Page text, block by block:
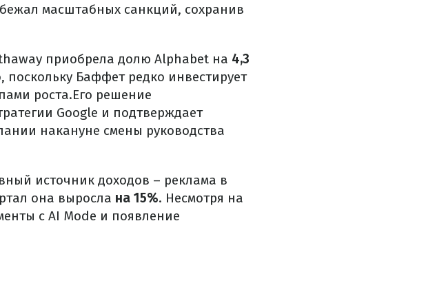
масштабных санкций, сохранив
приобрела долю Alphabet на 4,3
поскольку Баффет редко инвестирует
роста.Его решение
Google и подтверждает
накануне смены руководства
источник доходов – реклама в
она выросла на 15%. Несмотря на
с AI Mode и появление